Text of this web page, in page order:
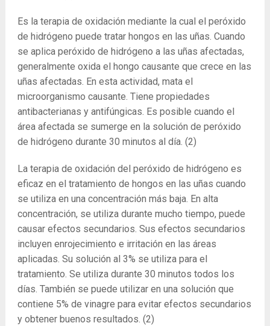
Es la terapia de oxidación mediante la cual el peróxido
de hidrógeno puede tratar hongos en las uñas. Cuando
se aplica peróxido de hidrógeno a las uñas afectadas,
generalmente oxida el hongo causante que crece en las
uñas afectadas. En esta actividad, mata el
microorganismo causante. Tiene propiedades
antibacterianas y antifúngicas. Es posible cuando el
área afectada se sumerge en la solución de peróxido
de hidrógeno durante 30 minutos al día. (2)
La terapia de oxidación del peróxido de hidrógeno es
eficaz en el tratamiento de hongos en las uñas cuando
se utiliza en una concentración más baja. En alta
concentración, se utiliza durante mucho tiempo, puede
causar efectos secundarios. Sus efectos secundarios
incluyen enrojecimiento e irritación en las áreas
aplicadas. Su solución al 3% se utiliza para el
tratamiento. Se utiliza durante 30 minutos todos los
días. También se puede utilizar en una solución que
contiene 5% de vinagre para evitar efectos secundarios
y obtener buenos resultados. (2)